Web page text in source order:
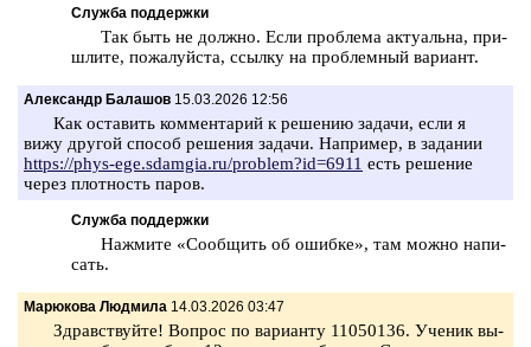
Служба поддержки
Так быть не долж­но. Если про­бле­ма ак­ту­аль­на, при­
шли­те, по­жа­луй­ста, ссыл­ку на про­блем­ный ва­ри­ант.
Александр Балашов 15.03.2026 12:56
Как оста­вить ком­мен­та­рий к ре­ше­нию за­да­чи, если я
вижу дру­гой спо­соб ре­ше­ния за­да­чи. На­при­мер, в за­да­нии
https://phys-ege.sdamgia.ru/problem?id=6911 есть ре­ше­ние
через плот­ность паров.
Служба поддержки
На­жми­те «Со­об­щить об ошиб­ке», там можно на­пи­
сать.
Марюкова Людмила 14.03.2026 03:47
Здрав­ствуй­те! Во­прос по ва­ри­ан­ту 11050136. Уче­ник вы­